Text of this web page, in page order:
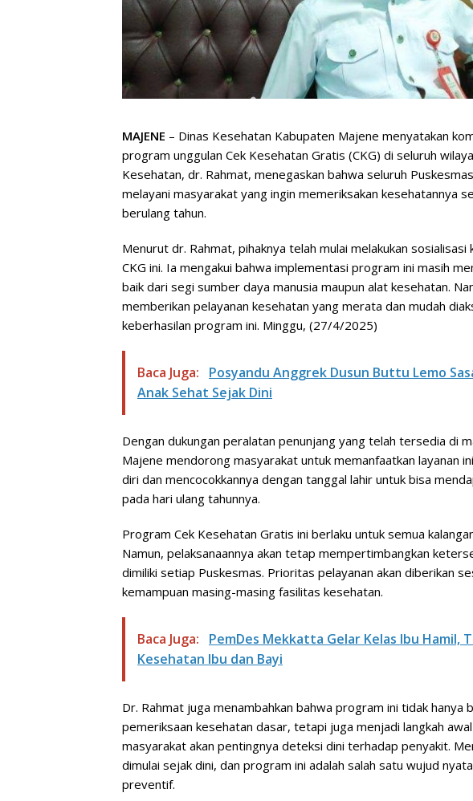
MAJENE – Dinas Kesehatan Kabupaten Majene menyatakan
program unggulan Cek Kesehatan Gratis (CKG) di seluruh
Kesehatan, dr. Rahmat, menegaskan bahwa seluruh
melayani masyarakat yang ingin memeriksakan kesehatannya
berulang tahun.
Menurut dr. Rahmat, pihaknya telah mulai melakukan
CKG ini. Ia mengakui bahwa implementasi program ini masih
baik dari segi sumber daya manusia maupun alat kesehatan.
memberikan pelayanan kesehatan yang merata dan mudah
keberhasilan program ini. Minggu, (27/4/2025)
Baca Juga:
Posyandu Anggrek Dusun Buttu Lemo
Anak Sehat Sejak Dini
Dengan dukungan peralatan penunjang yang telah tersedia di
Majene mendorong masyarakat untuk memanfaatkan layanan
diri dan mencocokkannya dengan tanggal lahir untuk bisa
pada hari ulang tahunnya.
Program Cek Kesehatan Gratis ini berlaku untuk semua
Namun, pelaksanaannya akan tetap mempertimbangkan
dimiliki setiap Puskesmas. Prioritas pelayanan akan diberikan
kemampuan masing-masing fasilitas kesehatan.
Baca Juga:
PemDes Mekkatta Gelar Kelas Ibu Hamil,
Kesehatan Ibu dan Bayi
Dr. Rahmat juga menambahkan bahwa program ini tidak hanya
pemeriksaan kesehatan dasar, tetapi juga menjadi langkah
masyarakat akan pentingnya deteksi dini terhadap penyakit.
dimulai sejak dini, dan program ini adalah salah satu wujud
preventif.